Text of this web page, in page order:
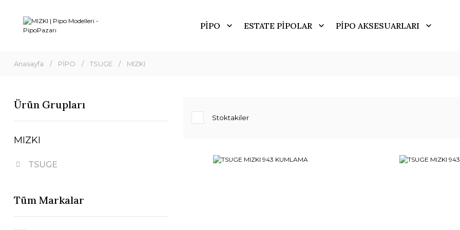
PİPO ESTATE PİPOLAR PİPO AKSESUARLARI
Anasayfa PİPO TSUGE MIZKI
Ürün Grupları
MIZKI
TSUGE
Tüm Markalar
Stoktakiler